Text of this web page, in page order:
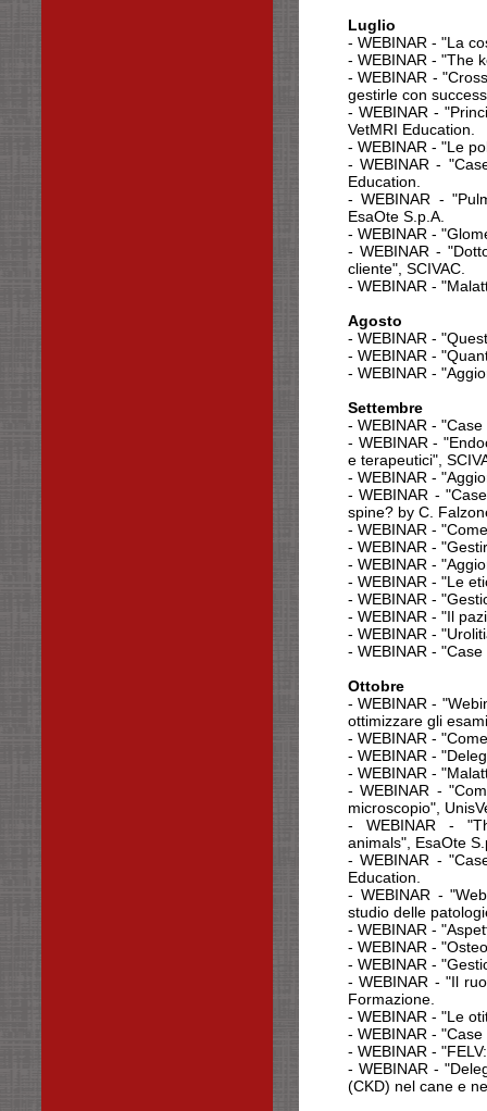
Luglio
- WEBINAR - "La
- WEBINAR - "The
- WEBINAR -
gestirle con
- WEBINAR -
VetMRI Education.
- WEBINAR - "Le
- WEBINAR -
Education.
-WEBINAR -
EsaOte S.p.A.
- WEBINAR -
- WEBINAR -
cliente", SCIVAC.
- WEBINAR -
Agosto
- WEBINAR -
- WEBINAR -
- WEBINAR -
Settembre
- WEBINAR -
- WEBINAR -
e terapeutici",
- WEBINAR -
- WEBINAR -
spine? by C.
- WEBINAR -
- WEBINAR -
- WEBINAR -
- WEBINAR - "Le
- WEBINAR -
- WEBINAR - "Il
- WEBINAR -
- WEBINAR -
Ottobre
-WEBINAR -
ottimizzare gli
- WEBINAR -
- WEBINAR -
- WEBINAR -
- WEBINAR -
microscopio",
- WEBINAR -
animals", EsaOte
- WEBINAR -
Education.
- WEBINAR -
studio delle
- WEBINAR -
- WEBINAR -
- WEBINAR -
- WEBINAR - "Il
Formazione.
- WEBINAR - "Le
- WEBINAR -
- WEBINAR -
- WEBINAR -
(CKD) nel cane e